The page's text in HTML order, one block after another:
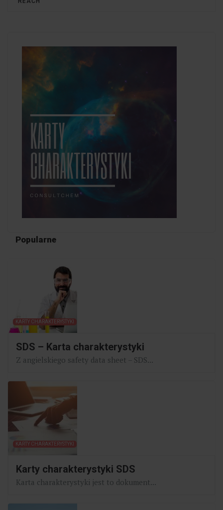
Popularne
KARTY CHARAKTERYSTYKI
SDS – Karta charakterystyki
Z angielskiego safety data sheet – SDS...
KARTY CHARAKTERYSTYKI
Karty charakterystyki SDS
Karta charakterystyki jest to dokument...